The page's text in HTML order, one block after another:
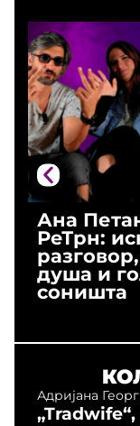
Ана
РеТрн:
душа и
соништа
Адријана
„Tradwife“,